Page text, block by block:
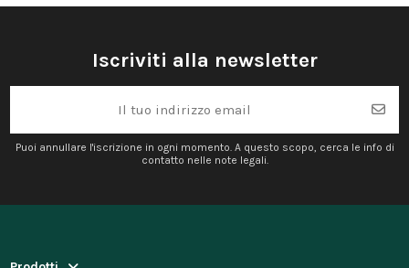
Iscriviti alla newsletter
Puoi annullare l'iscrizione in ogni momento. A questo scopo, cerca le info di
contatto nelle note legali.